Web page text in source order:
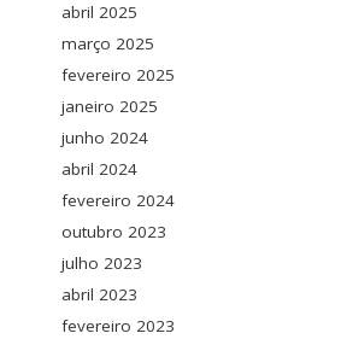
abril 2025
março 2025
fevereiro 2025
janeiro 2025
junho 2024
abril 2024
fevereiro 2024
outubro 2023
julho 2023
abril 2023
fevereiro 2023